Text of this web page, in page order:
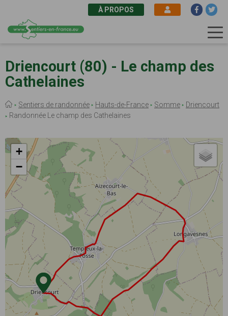
au
contenu
principal
À PROPOS
Driencourt (80) - Le champ des
Cathelaines
Fil
d'Ariane
Sentiers de randonnée Hauts-de-France Somme
Driencourt
Randonnée Le champ des Cathelaines
+
−